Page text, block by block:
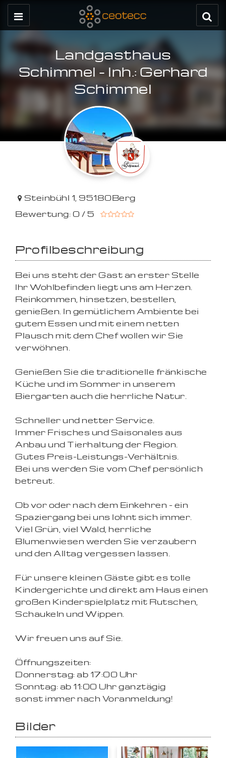
Landgasthaus
Schimmel - Inh.: Gerhard
Schimmel
Steinbühl 1, 95180Berg
Bewertung: 0 / 5
Profilbeschreibung
Bei uns steht der Gast an erster Stelle
Ihr Wohlbefinden liegt uns am Herzen.
Reinkommen, hinsetzen, bestellen,
genießen. In gemütlichem Ambiente bei
gutem Essen und mit einem netten
Plausch mit dem Chef wollen wir Sie
verwöhnen.
Genießen Sie die traditionelle fränkische
Küche und im Sommer in unserem
Biergarten auch die herrliche Natur.
Schneller und netter Service.
Immer Frisches und Saisonales aus
Anbau und Tierhaltung der Region.
Gutes Preis-Leistungs-Verhältnis.
Bei uns werden Sie vom Chef persönlich
betreut.
Ob vor oder nach dem Einkehren - ein
Spaziergang bei uns lohnt sich immer.
Viel Grün, viel Wald, herrliche
Blumenwiesen werden Sie verzaubern
und den Alltag vergessen lassen.
Für unsere kleinen Gäste gibt es tolle
Kindergerichte und direkt am Haus einen
großen Kinderspielplatz mit Rutschen,
Schaukeln und Wippen.
Wir freuen uns auf Sie.
Öffnungszeiten:
Donnerstag: ab 17:00 Uhr
Sonntag: ab 11:00 Uhr ganztägig
sonst immer nach Voranmeldung!
Bilder